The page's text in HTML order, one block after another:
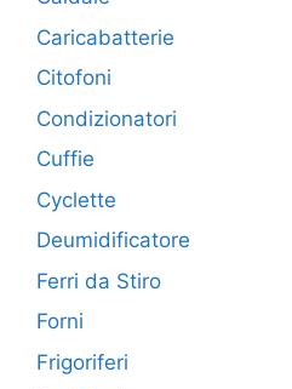
Caricabatterie
Citofoni
Condizionatori
Cuffie
Cyclette
Deumidificatore
Ferri da Stiro
Forni
Frigoriferi